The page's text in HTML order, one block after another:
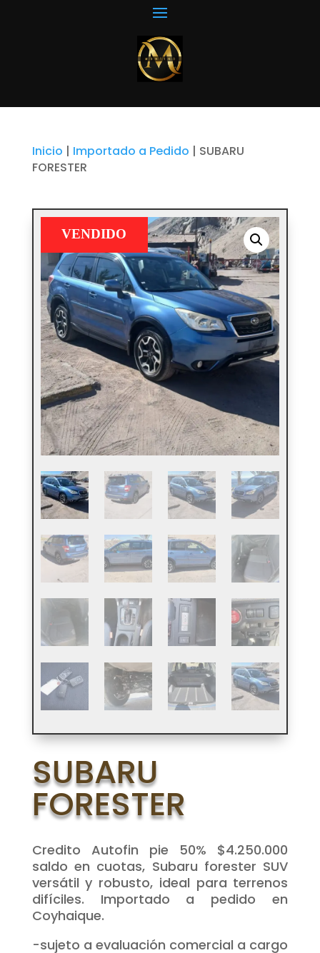
Inicio | Importado a Pedido | SUBARU
FORESTER
VENDIDO
SUBARU
FORESTER
Credito Autofin pie 50% $4.250.000
saldo en cuotas, Subaru forester SUV
versátil y robusto, ideal para terrenos
difíciles. Importado a pedido en
Coyhaique.
-sujeto a evaluación comercial a cargo